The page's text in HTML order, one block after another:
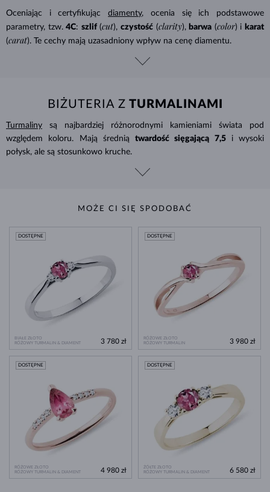
Oceniając i certyfikującdiamenty, ocenia się ich podstawowe
parametry, tzw. 4C: szlif (cut), czystość (clarity), barwa (color) i karat
(carat). Te cechy mają uzasadniony wpływ na cenę diamentu.
BIŻUTERIA Z TURMALINAMI
Turmaliny
są najbardziej różnorodnymi kamieniami świata pod
względem koloru. Mają średnią
twardość sięgającą 7,5
i wysoki
połysk, ale są stosunkowo kruche.
MOŻE CI SIĘ SPODOBAĆ
BIAŁE ZŁOTO
RÓŻOWY TURMALIN & DIAMENT
DOSTĘPNE
3 780 zł
RÓŻOWE ZŁOTO
RÓŻOWY TURMALIN
DOSTĘPNE
3 980 zł
RÓŻOWE ZŁOTO
RÓŻOWY TURMALIN & DIAMENT
DOSTĘPNE
4 980 zł
ŻÓŁTE ZŁOTO
RÓŻOWY TURMALIN & DIAMENT
DOSTĘPNE
6 580 zł